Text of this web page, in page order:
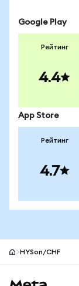
Google Play
Рейтинг
4.4
App Store
Рейтинг
4.7
HYSon/CHF